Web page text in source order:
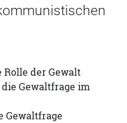
Rolle der Gewalt
die Gewaltfrage im
Gewaltfrage